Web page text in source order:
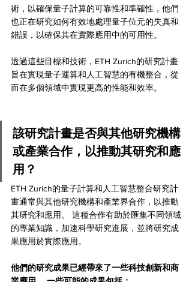
術，以確保量子計算的可靠性和準確性，他們
也正在研究如何有效地處理量子位元的失真和
錯誤，以確保其在實際應用中的可用性。
透過這些目標和技術，ETH Zurich的研究計畫
旨在實現量子運算和人工智慧的有機整合，從
而在多個領域中實現更高的性能和效率。
該研究計畫是否與其他研究機構
或產業合作，以推動其研究和應
用？
ETH Zurich的量子計算和人工智慧整合研究計
畫通常與其他研究機構和產業界合作，以推動
其研究和應用。 這種合作有助於匯集不同領域
的專業知識，加速科學研究進展，並將研究成
果應用於實際應用。
他們的研究成果已經帶來了一些科技創新和商